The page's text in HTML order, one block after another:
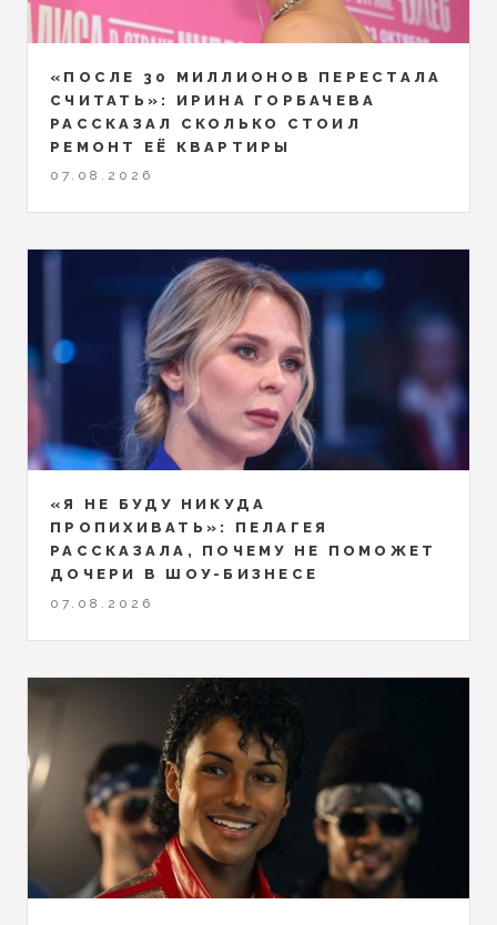
«ПОСЛЕ 30 МИЛЛИОНОВ ПЕРЕСТАЛА
СЧИТАТЬ»: ИРИНА ГОРБАЧЕВА
РАССКАЗАЛ СКОЛЬКО СТОИЛ
РЕМОНТ ЕЁ КВАРТИРЫ
07.08.2026
«Я НЕ БУДУ НИКУДА
ПРОПИХИВАТЬ»: ПЕЛАГЕЯ
РАССКАЗАЛА, ПОЧЕМУ НЕ ПОМОЖЕТ
ДОЧЕРИ В ШОУ-БИЗНЕСЕ
07.08.2026